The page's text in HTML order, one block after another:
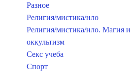
Разное
Религия/мистика/нло
Религия/мистика/нло. Магия и
оккультизм
Секс учеба
Спорт